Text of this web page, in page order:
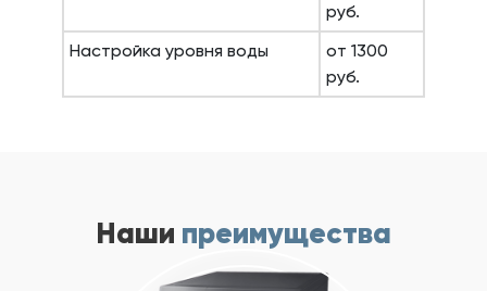
руб.
Настройка уровня воды
от 1300
руб.
Наши преимущества